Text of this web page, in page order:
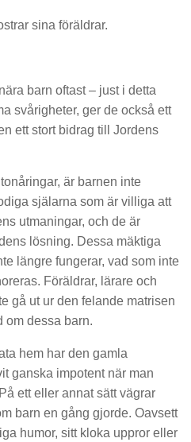
sina föräldrar.
barn oftast – just i detta
svårigheter, ger de också ett
ett stort bidrag till Jordens
är barnen inte
själarna som är villiga att
utmaningar, och de är
lösning. Dessa mäktiga
längre fungerar, vad som inte
Föräldrar, lärare och
gå ut ur den felande matrisen
om dessa barn.
hem har den gamla
ganska impotent när man
ett eller annat sätt vägrar
barn en gång gjorde. Oavsett
humor, sitt kloka uppror eller